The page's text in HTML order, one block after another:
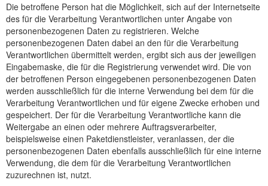
Die betroffene Person hat die Möglichkeit, sich auf der Internetseite
des für die Verarbeitung Verantwortlichen unter Angabe von
personenbezogenen Daten zu registrieren. Welche
personenbezogenen Daten dabei an den für die Verarbeitung
Verantwortlichen übermittelt werden, ergibt sich aus der jeweiligen
Eingabemaske, die für die Registrierung verwendet wird. Die von
der betroffenen Person eingegebenen personenbezogenen Daten
werden ausschließlich für die interne Verwendung bei dem für die
Verarbeitung Verantwortlichen und für eigene Zwecke erhoben und
gespeichert. Der für die Verarbeitung Verantwortliche kann die
Weitergabe an einen oder mehrere Auftragsverarbeiter,
beispielsweise einen Paketdienstleister, veranlassen, der die
personenbezogenen Daten ebenfalls ausschließlich für eine interne
Verwendung, die dem für die Verarbeitung Verantwortlichen
zuzurechnen ist, nutzt.